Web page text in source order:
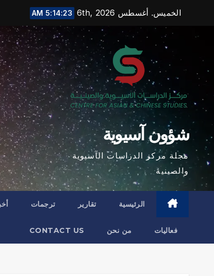
content
الخميس. أغسطس 6th, 2026 5:14:25 AM
شؤون آسيوية
مجلة مركز الدراسات الآسيوية
والصينية
الرئيسية تقارير ترجمات
فعاليات من نحن CONTACT US